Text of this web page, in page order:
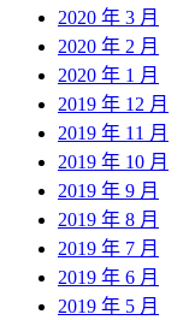
2020 年 3 月
2020 年 2 月
2020 年 1 月
2019 年 12 月
2019 年 11 月
2019 年 10 月
2019 年 9 月
2019 年 8 月
2019 年 7 月
2019 年 6 月
2019 年 5 月